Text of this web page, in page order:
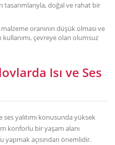
tasarımlarıyla, doğal ve rahat bir
malzeme oranının düşük olması ve
çevreye olan olumsuz
Isı ve Ses
ses yalıtımı konusunda yüksek
konforlu bir yaşam alanı
yapmak açısından önemlidir.